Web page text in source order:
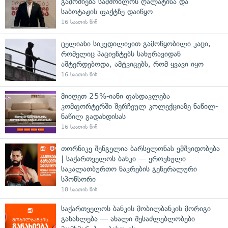
საბოტაჟის ფაქტზე დაიწყო
16 საათის წინ
ცელიანი სიკვდილივით გამოწყობილი კაცი,
რომელიც პაციენტებს სახურავიდან
აშტერდებოდა, ამტკიცებს, რომ ყვავი იყო
16 საათის წინ
მიიღეთ 25%-იანი ფასდაკლება
კომფორტერში შერჩეულ კოლექციაზე ნაწილ-
ნაწილ გადახდისას
16 საათის წინ
თორნიკე შენგელია ბარსელონას ემშვიდობება
| საქართველოს ბანკი — ეროვნული
საკალათბურთო ნაკრების გენერალური
სპონსორი
18 საათის წინ
საქართველოს ბანკის მობილბანკის მორიგი
განახლება — ახალი შესაძლებლობები